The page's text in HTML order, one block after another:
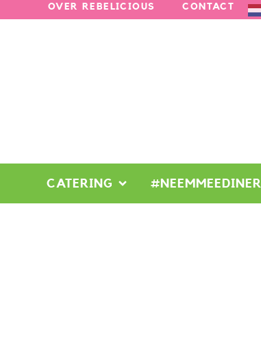
OVER REBELICIOUS CONTACT
CATERING #NEEMMEEDINER